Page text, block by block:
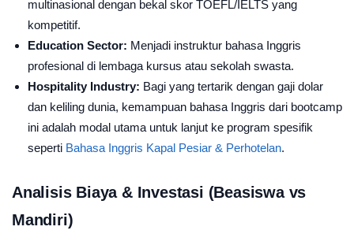
multinasional dengan bekal skor TOEFL/IELTS yang
kompetitif.
Education Sector: Menjadi instruktur bahasa Inggris
profesional di lembaga kursus atau sekolah swasta.
Hospitality Industry: Bagi yang tertarik dengan gaji dolar
dan keliling dunia, kemampuan bahasa Inggris dari bootcamp
ini adalah modal utama untuk lanjut ke program spesifik
seperti Bahasa Inggris Kapal Pesiar & Perhotelan.
Analisis Biaya & Investasi (Beasiswa vs
Mandiri)